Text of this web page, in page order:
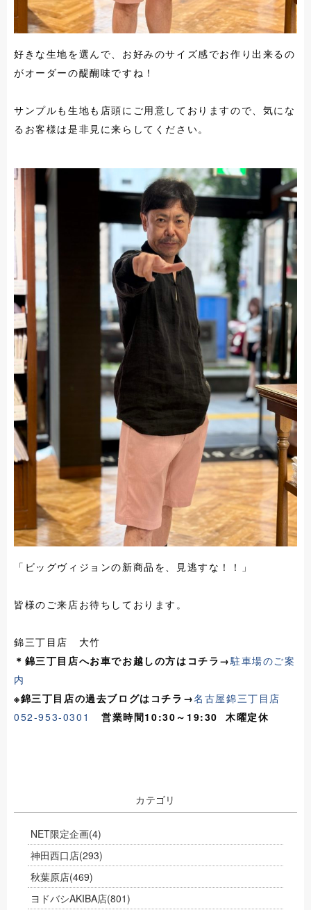
好きな生地を選んで、お好みのサイズ感でお作り出来るの
がオーダーの醍醐味ですね！
サンプルも生地も店頭にご用意しておりますので、気にな
るお客様は是非見に来らしてください。
「ビッグヴィジョンの新商品を、見逃すな！！」
皆様のご来店お待ちしております。
錦三丁目店 大竹
＊錦三丁目店へお車でお越しの方はコチラ→駐車場のご案
内
※錦三丁目店の過去ブログはコチラ→名古屋錦三丁目店
052-953-0301
営業時間10:30～19:30 木曜定休
カテゴリ
NET限定企画(4)
神田西口店(293)
秋葉原店(469)
ヨドバシAKIBA店(801)